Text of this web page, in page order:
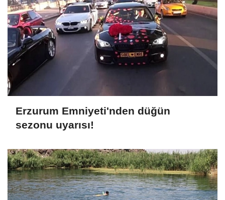
Erzurum Emniyeti'nden düğün
sezonu uyarısı!